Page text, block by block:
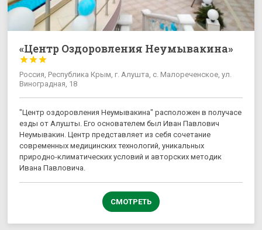
«Центр Оздоровления Неумывакина»



Россия, Республика Крым, г. Алушта, c. Малореченское, ул.
Виноградная, 18
"Центр оздоровления Неумывакина" расположен в получасе
езды от Алушты. Его основателем был Иван Павлович
Неумывакин. Центр представляет из себя сочетание
современных медицинских технологий, уникальных
природно-климатических условий и авторских методик
Ивана Павловича.
СМОТРЕТЬ